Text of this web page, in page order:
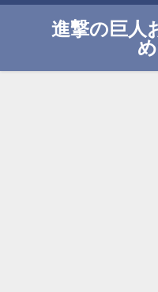
進撃の巨人